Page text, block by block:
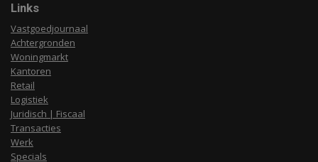
Links
Vastgoedjournaal
Achtergronden
Woningmarkt
Kantoren
Retail
Logistiek
Juridisch | Fiscaal
Transacties
Werk
Specials